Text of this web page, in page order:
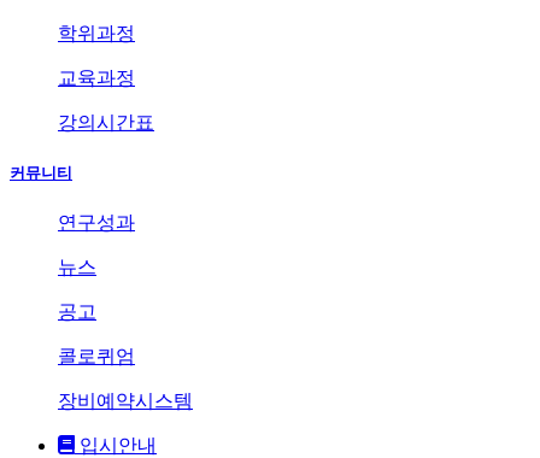
학위과정
교육과정
강의시간표
커뮤니티
연구성과
뉴스
공고
콜로퀴엄
장비예약시스템
입시안내